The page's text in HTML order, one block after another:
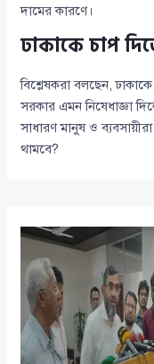
দামের কারণে।
ঢাকাকে চাপ
বিশ্লেষকরা বলছেন,
সরকার এমন নিষেধাজ্ঞা
সাধারণ মানুষ ও
থামবে?